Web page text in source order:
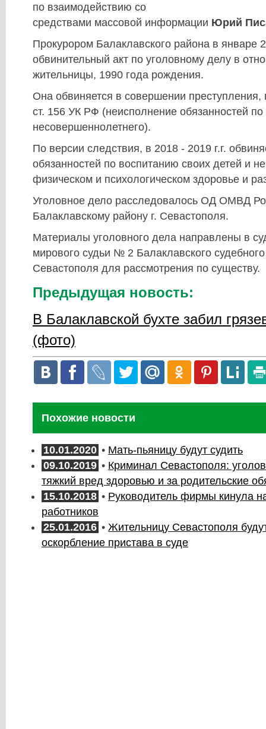
по взаимодействию со
средствами массовой информации Юрий
Прокурором Балаклавского района в январе
обвинительный акт по уголовному делу в
жительницы, 1990 года рождения.
Она обвиняется в совершении преступления,
ст. 156 УК РФ (неисполнение обязанностей
несовершеннолетнего).
По версии следствия, в 2018 - 2019 г.г.
обязанностей по воспитанию своих детей и
физическом и психологическом здоровье и
Уголовное дело расследовалось ОД ОМВД
Балаклавскому району г. Севастополя.
Материалы уголовного дела направлены в
мирового судьи № 2 Балаклавского
Севастополя для рассмотрения по существу.
Предыдущая новость:
В Балаклавской бухте забил
(фото)
Похожие новости
10.01.2020 • Мать-пьяницу будут судить
09.10.2019 • Криминал Севастополя:
тяжкий вред здоровью и за родительские
15.10.2018 • Руководитель фирмы кинула
работников
25.01.2016 • Жительницу Севастополя
оскорбление пристава в суде